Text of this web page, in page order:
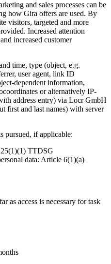
and sales processes can be
how Gira offers are used. By
visitors, targeted and more
Increased attention
increased customer
time, type (object, e.g.
user agent, link ID
dependent information,
or alternatively IP-
address entry) via Locr GmbH
first and last names) with server
pursued, if applicable:
TTDSG
data: Article 6(1)(a)
as access is necessary for task